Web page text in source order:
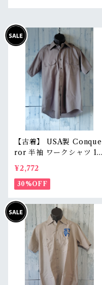
リカ製 RankB
【古着】 USA製 Conque
ror 半袖 ワークシャツ 15
1/2（メンズM〜L相当）
グレー アメリカ製 アメカ
ジ RankB
¥2,772
30%OFF